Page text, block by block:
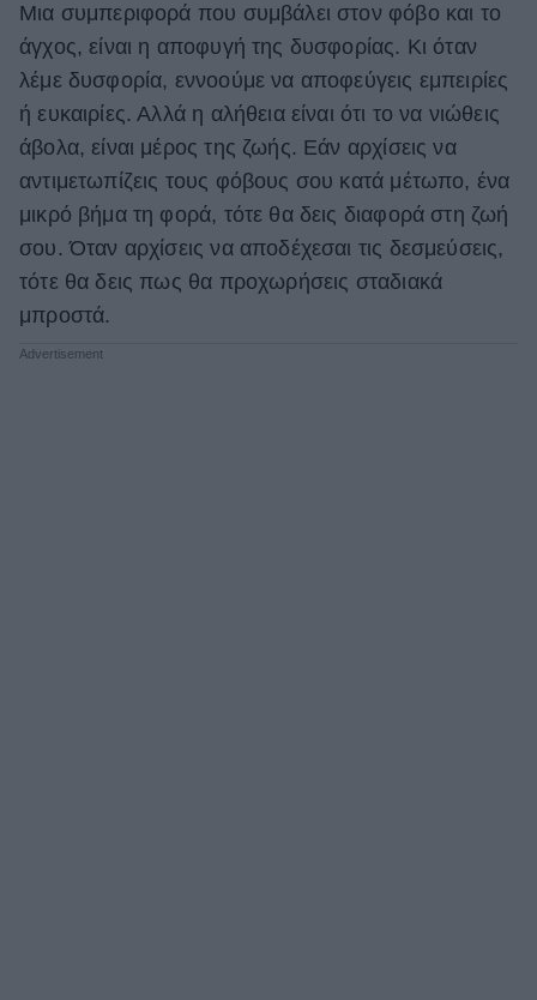
Μια συμπεριφορά που συμβάλει στον φόβο και το
άγχος, είναι η αποφυγή της δυσφορίας. Κι όταν
λέμε δυσφορία, εννοούμε να αποφεύγεις εμπειρίες
ή ευκαιρίες. Αλλά η αλήθεια είναι ότι το να νιώθεις
άβολα, είναι μέρος της ζωής. Εάν αρχίσεις να
αντιμετωπίζεις τους φόβους σου κατά μέτωπο, ένα
μικρό βήμα τη φορά, τότε θα δεις διαφορά στη ζωή
σου. Όταν αρχίσεις να αποδέχεσαι τις δεσμεύσεις,
τότε θα δεις πως θα προχωρήσεις σταδιακά
μπροστά.